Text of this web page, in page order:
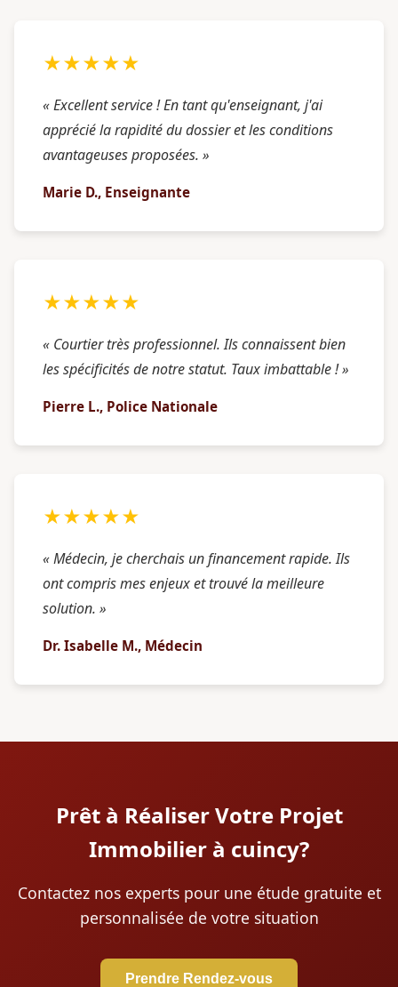
★★★★★
« Excellent service ! En tant qu'enseignant, j'ai
apprécié la rapidité du dossier et les conditions
avantageuses proposées. »
Marie D., Enseignante
★★★★★
« Courtier très professionnel. Ils connaissent bien
les spécificités de notre statut. Taux imbattable ! »
Pierre L., Police Nationale
★★★★★
« Médecin, je cherchais un financement rapide. Ils
ont compris mes enjeux et trouvé la meilleure
solution. »
Dr. Isabelle M., Médecin
Prêt à Réaliser Votre Projet
Immobilier à cuincy?
Contactez nos experts pour une étude gratuite et
personnalisée de votre situation
Prendre Rendez-vous